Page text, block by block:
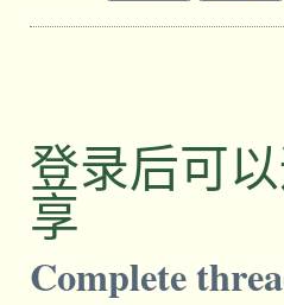
登录后可
享
Complete